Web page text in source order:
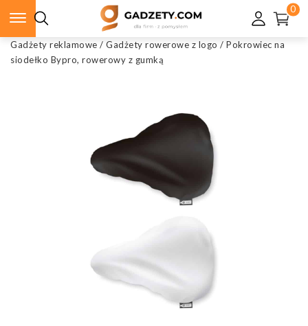
0
Gadżety reklamowe / Gadżety rowerowe z logo / Pokrowiec na
siodełko Bypro, rowerowy z gumką